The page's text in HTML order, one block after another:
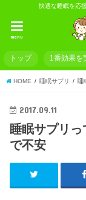
快適な睡眠を応
menu
トップ 1番効果を
HOME 睡眠サプリ 睡
2017.09.11
睡眠サプリ
で不安